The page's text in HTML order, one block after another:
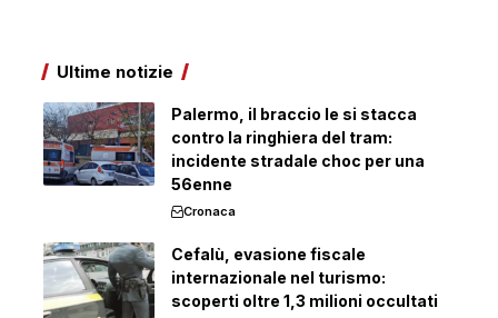
Ultime notizie
Palermo, il braccio le si stacca
contro la ringhiera del tram:
incidente stradale choc per una
56enne
Cronaca
Cefalù, evasione fiscale
internazionale nel turismo:
scoperti oltre 1,3 milioni occultati